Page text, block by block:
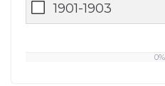
1901-1903
0%